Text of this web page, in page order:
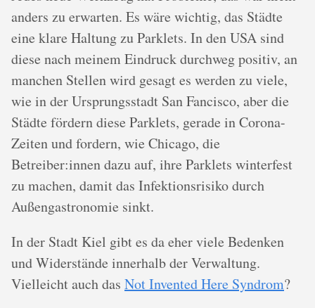
anders zu erwarten. Es wäre wichtig, das Städte
eine klare Haltung zu Parklets. In den USA sind
diese nach meinem Eindruck durchweg positiv, an
manchen Stellen wird gesagt es werden zu viele,
wie in der Ursprungsstadt San Fancisco, aber die
Städte fördern diese Parklets, gerade in Corona-
Zeiten und fordern, wie Chicago, die
Betreiber:innen dazu auf, ihre Parklets winterfest
zu machen, damit das Infektionsrisiko durch
Außengastronomie sinkt.
In der Stadt Kiel gibt es da eher viele Bedenken
und Widerstände innerhalb der Verwaltung.
Vielleicht auch das Not Invented Here Syndrom?